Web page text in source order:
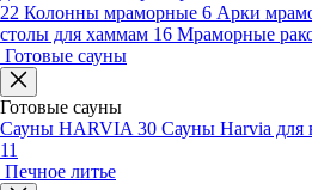
22 Колонны мраморные 6 Арки
столы для хаммам 16 Мраморные
Готовые сауны
Готовые сауны
Сауны HARVIA 30 Сауны Harvia для
11
Печное литье